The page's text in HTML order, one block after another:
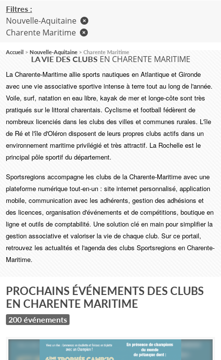
LA VIE DES CLUBSEN CHARENTE MARITIME
La Charente-Maritime allie sports nautiques en Atlantique et Gironde
avec une vie associative sportive intense à terre tout au long de l'année.
Voile, surf, natation en eau libre, kayak de mer et longe-côte sont très
pratiqués sur le littoral charentais. Cyclisme et football fédèrent de
nombreux licenciés dans les clubs des villes et communes rurales. L'île
de Ré et l'île d'Oléron disposent de leurs propres clubs actifs dans un
environnement maritime privilégié et très attractif. La Rochelle est le
principal pôle sportif du département.
Sportsregions accompagne les clubs de la Charente-Maritime avec une
plateforme numérique tout-en-un : site internet personnalisé, application
mobile, communication avec les adhérents, gestion des adhésions et
des licences, organisation d'événements et de compétitions, boutique en
ligne et outils de comptabilité. Une solution clé en main pour simplifier la
gestion associative et valoriser la vie de chaque club. Sur ce portail,
retrouvez les actualités et l'agenda des clubs Sportsregions en Charente-
Maritime.
PROCHAINS ÉVÉNEMENTS DES CLUBS
EN CHARENTE MARITIME
200 événements
Filtres :
Nouvelle-Aquitaine
Charente Maritime
Accueil Nouvelle-Aquitaine Charente Maritime